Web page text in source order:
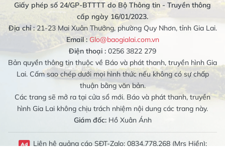
Giấy phép số 24/GP-BTTTT do Bộ Thông tin - Truyền thông
cấp ngày 16/01/2023.
Địa chỉ :21-23 Mai Xuân Thưởng, phường Quy Nhơn, tỉnh Gia Lai.
Email : Glo@baogialai.com.vn
Điện thoại : 0256 3822 279
Bản quyền thông tin thuộc về Báo và phát thanh, truyền hình Gia
Lai. Cấm sao chép dưới mọi hình thức nếu không có sự chấp
thuận bằng văn bản.
Các trang sẽ mở ra tại cửa sổ mới. Báo và phát thanh, truyền
hình Gia Lai không chịu trách nhiệm nội dung các trang này.
Giám đốc:Hồ Xuân Ánh
Liên hệ quảng cáo SĐT-Zalo: 0834.778.268 (Mrs Hiền);